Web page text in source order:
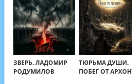
ЗВЕРЬ. ЛАДОМИР
РОДУМИЛОВ
ТЮРЬМА ДУШИ.
ПОБЕГ ОТ